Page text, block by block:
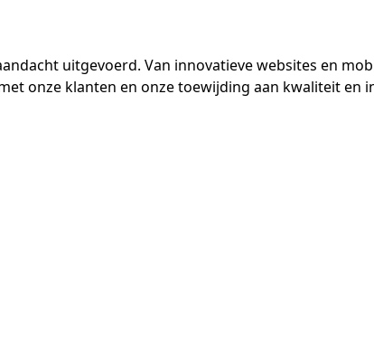
uitgevoerd. Van innovatieve websites en
onze klanten en onze toewijding aan kwaliteit en